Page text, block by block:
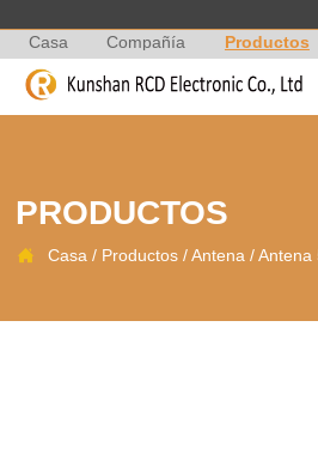
Casa Compañía Productos
PRODUCTOS
 Casa / Productos /Antena /Antena